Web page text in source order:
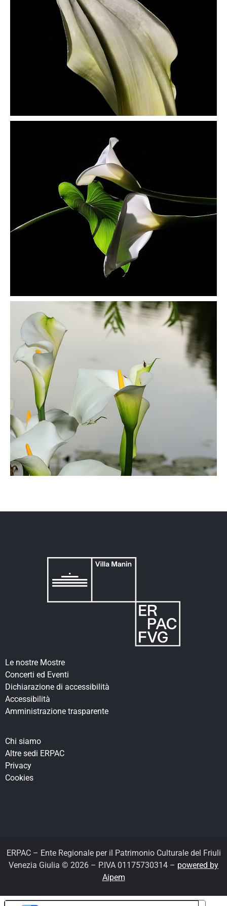
Le nostre Mostre
Concerti ed Eventi
Dichiarazione di accessibilità
Accessibilità
Amministrazione trasparente
Chi siamo
Altre sedi ERPAC
Privacy
Cookies
ERPAC – Ente Regionale per il Patrimonio Culturale del Friuli
Venezia Giulia © 2026 – P.IVA 01175730314 – powered by
Aipem